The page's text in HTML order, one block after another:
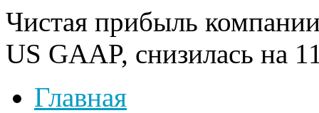
Чистая прибыль
US GAAP, снизилась на
Главная